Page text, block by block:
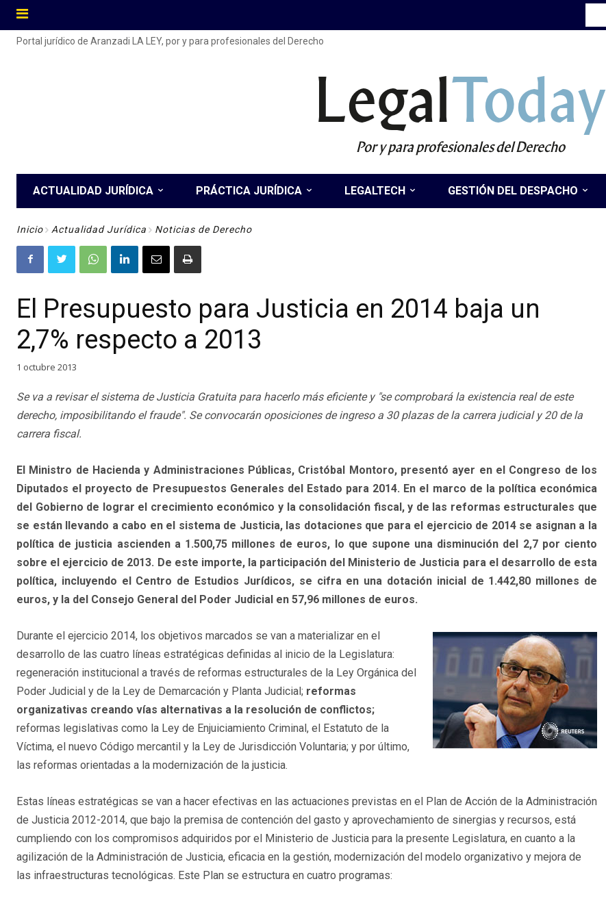
Portal jurídico de Aranzadi LA LEY, por y para profesionales del Derecho
LegalToday
Por y para profesionales del Derecho
ACTUALIDAD JURÍDICA PRÁCTICA JURÍDICA LEGALTECH GESTIÓN DEL DESPACHO
Inicio Actualidad Jurídica Noticias de Derecho
El Presupuesto para Justicia en 2014 baja un
2,7% respecto a 2013
1 octubre 2013
Se va a revisar el sistema de Justicia Gratuita para hacerlo más eficiente y "se comprobará la existencia real de este
derecho, imposibilitando el fraude". Se convocarán oposiciones de ingreso a 30 plazas de la carrera judicial y 20 de la
carrera fiscal.
El Ministro de Hacienda y Administraciones Públicas, Cristóbal Montoro, presentó ayer en el Congreso de los
Diputados el proyecto de Presupuestos Generales del Estado para 2014. En el marco de la política económica
del Gobierno de lograr el crecimiento económico y la consolidación fiscal, y de las reformas estructurales que
se están llevando a cabo en el sistema de Justicia, las dotaciones que para el ejercicio de 2014 se asignan a la
política de justicia ascienden a 1.500,75 millones de euros, lo que supone una disminución del 2,7 por ciento
sobre el ejercicio de 2013. De este importe, la participación del Ministerio de Justicia para el desarrollo de esta
política, incluyendo el Centro de Estudios Jurídicos, se cifra en una dotación inicial de 1.442,80 millones de
euros, y la del Consejo General del Poder Judicial en 57,96 millones de euros.
Durante el ejercicio 2014, los objetivos marcados se van a materializar en el
desarrollo de las cuatro líneas estratégicas definidas al inicio de la Legislatura:
regeneración institucional a través de reformas estructurales de la Ley Orgánica del
Poder Judicial y de la Ley de Demarcación y Planta Judicial; reformas
organizativas creando vías alternativas a la resolución de conflictos;
reformas legislativas como la Ley de Enjuiciamiento Criminal, el Estatuto de la
Víctima, el nuevo Código mercantil y la Ley de Jurisdicción Voluntaria; y por último,
las reformas orientadas a la modernización de la justicia.
Estas líneas estratégicas se van a hacer efectivas en las actuaciones previstas en el Plan de Acción de la Administración
de Justicia 2012-2014, que bajo la premisa de contención del gasto y aprovechamiento de sinergias y recursos, está
cumpliendo con los compromisos adquiridos por el Ministerio de Justicia para la presente Legislatura, en cuanto a la
agilización de la Administración de Justicia, eficacia en la gestión, modernización del modelo organizativo y mejora de
las infraestructuras tecnológicas. Este Plan se estructura en cuatro programas: